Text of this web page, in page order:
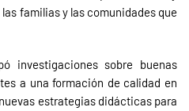
familias y las comunidades que
investigaciones sobre buenas
a una formación de calidad en
estrategias didácticas para